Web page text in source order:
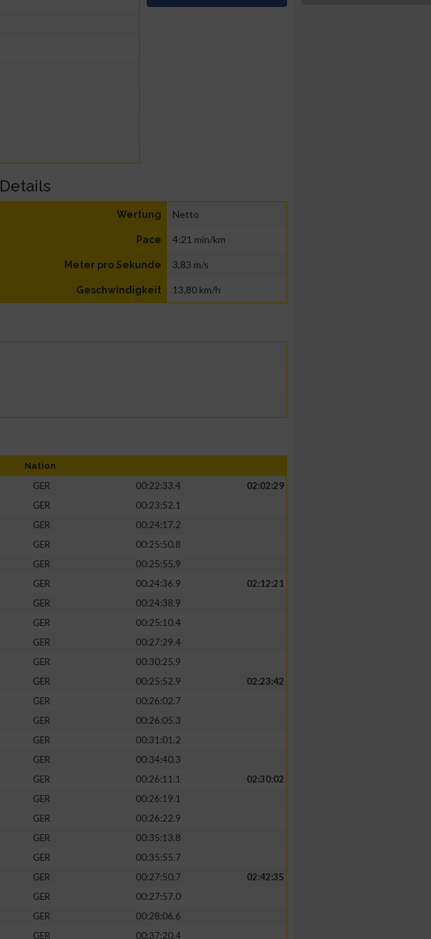
Details
Wertung Netto
Pace 4:21 min/km
Meter pro Sekunde 3,83 m/s
Geschwindigkeit 13,80 km/h
Nation
GER 00:22:33.4
02:02:29
GER
00:23:52.1
GER
00:24:17.2
GER
00:25:50.8
GER
00:25:55.9
GER 00:24:36.9
02:12:21
GER
00:24:38.9
GER
00:25:10.4
GER
00:27:29.4
GER
00:30:25.9
GER 00:25:52.9
02:23:42
GER
00:26:02.7
GER
00:26:05.3
GER
00:31:01.2
GER
00:34:40.3
GER 00:26:11.1
02:30:02
GER
00:26:19.1
GER
00:26:22.9
GER
00:35:13.8
GER
00:35:55.7
GER 00:27:50.7
02:42:35
GER
00:27:57.0
GER
00:28:06.6
GER
00:37:20.4